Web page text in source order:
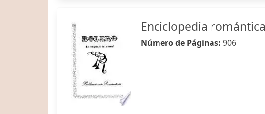
Enciclopedia romántica
Número de Páginas: 906